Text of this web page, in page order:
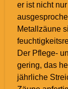
er ist nicht
Metallzäune
Der Pflege-
gering, das
jährliche